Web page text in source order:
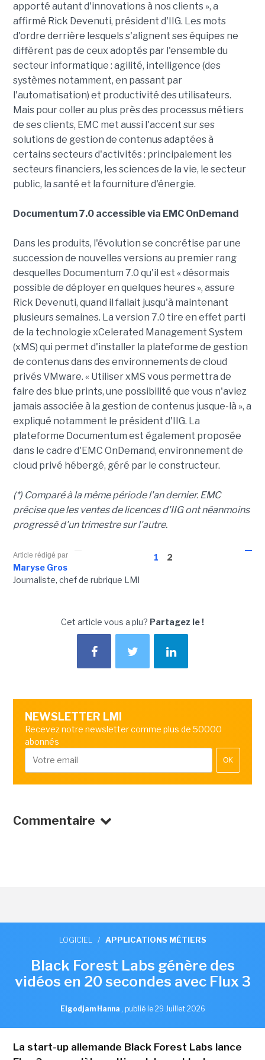
apporté autant d'innovations à nos clients », a
affirmé Rick Devenuti, président d'IIG. Les mots
d'ordre derrière lesquels s'alignent ses équipes ne
diffèrent pas de ceux adoptés par l'ensemble du
secteur informatique : agilité, intelligence (des
systèmes notamment, en passant par
l'automatisation) et productivité des utilisateurs.
Mais pour coller au plus près des processus métiers
de ses clients, EMC met aussi l'accent sur ses
solutions de gestion de contenus adaptées à
certains secteurs d'activités : principalement les
secteurs financiers, les sciences de la vie, le secteur
public, la santé et la fourniture d'énergie.
Documentum 7.0 accessible via EMC OnDemand
Dans les produits, l'évolution se concrétise par une
succession de nouvelles versions au premier rang
desquelles Documentum 7.0 qu'il est « désormais
possible de déployer en quelques heures », assure
Rick Devenuti, quand il fallait jusqu'à maintenant
plusieurs semaines. La version 7.0 tire en effet parti
de la technologie xCelerated Management System
(xMS) qui permet d'installer la plateforme de gestion
de contenus dans des environnements de cloud
privés VMware. « Utiliser xMS vous permettra de
faire des blue prints, une possibilité que vous n'aviez
jamais associée à la gestion de contenus jusque-là », a
expliqué notamment le président d'IIG. La
plateforme Documentum est également proposée
dans le cadre d'EMC OnDemand, environnement de
cloud privé hébergé, géré par le constructeur.
(*) Comparé à la même période l'an dernier. EMC
précise que les ventes de licences d'IIG ont néanmoins
progressé d'un trimestre sur l'autre.
1 2
Article rédigé par
Maryse Gros
Journaliste, chef de rubrique LMI
Cet article vous a plu? Partagez le !
NEWSLETTER LMI
Recevez notre newsletter comme plus de 50000
abonnés
OK
Commentaire
LOGICIEL / APPLICATIONS MÉTIERS
Black Forest Labs génère des
vidéos en 20 secondes avec Flux 3
Elgodjam Hanna , publié le 29 Juillet 2026
La start-up allemande Black Forest Labs lance